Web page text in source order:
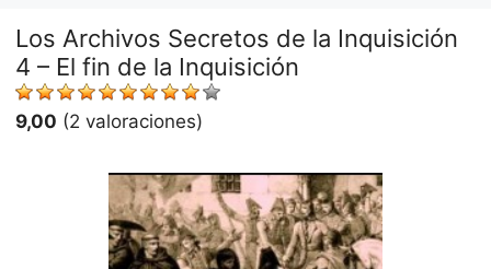
Los Archivos Secretos de la Inquisición
4 – El fin de la Inquisición
9,00 (2 valoraciones)